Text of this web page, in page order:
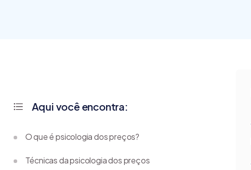
Aqui você encontra:
O que é psicologia dos preços?
Técnicas da psicologia dos preços